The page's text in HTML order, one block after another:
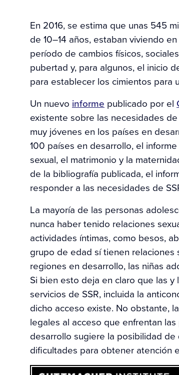
En 2016, se estima que unas 545
de 10–14 años, estaban viviendo
período de cambios físicos,
pubertad y, para algunos, el inicio
para establecer los cimientos para
Un nuevo informe publicado por el
existente sobre las necesidades
muy jóvenes en los países en
100 países en desarrollo, el
sexual, el matrimonio y la
de la bibliografía publicada, el
responder a las necesidades de
La mayoría de las personas
nunca haber tenido relaciones
actividades íntimas, como besos,
grupo de edad sí tienen relaciones
regiones en desarrollo, las niñas
Si bien esto deja en claro que las
servicios de SSR, incluida la
dicho acceso existe. No obstante,
legales al acceso que enfrentan
desarrollo sugiere la posibilidad
dificultades para obtener atención